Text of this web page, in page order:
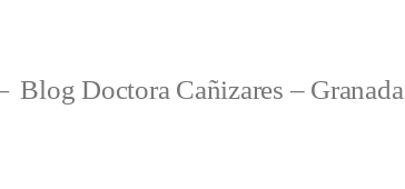
Blog Doctora Cañizares – Granada